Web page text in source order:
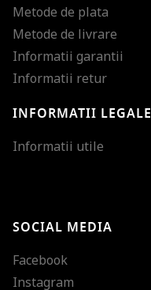
Metode de plata
Metode de livrare
Informatii garantii
Informatii retur
INFORMATII LEGALE
Informatii utile
SOCIAL MEDIA
Facebook
Instagram